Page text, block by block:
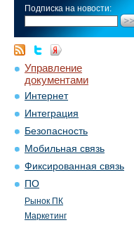
Подписка на новости:
Управление
документами
Интернет
Интеграция
Безопасность
Мобильная связь
Фиксированная связь
ПО
Рынок ПК
Маркетинг